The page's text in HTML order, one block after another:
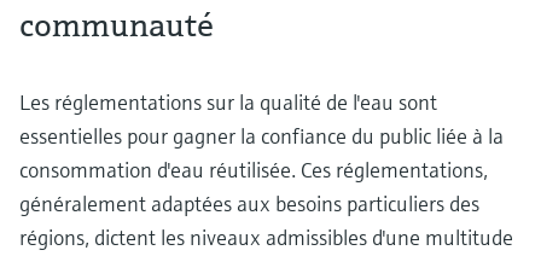
communauté
Les réglementations sur la qualité de l'eau sont
essentielles pour gagner la confiance du public liée à la
consommation d'eau réutilisée. Ces réglementations,
généralement adaptées aux besoins particuliers des
régions, dictent les niveaux admissibles d'une multitude